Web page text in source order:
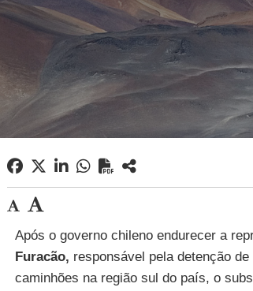
Após o governo chileno endurecer a
Furacão, responsável pela detenção
caminhões na região sul do país, o